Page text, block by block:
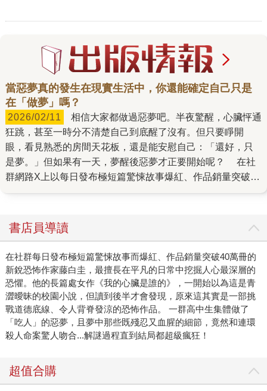
當惡夢真的發生在現實生活中，你還能確定自己只是
在「做夢」嗎？
2026/02/11
狂跳，甚至一時分不清楚自己到底醒了沒有。但只要睜開
眼，看見熟悉的房間天花板，還是能安慰自己：「還好，只
是夢。」但如果有一天，夢醒後惡夢才正要開始呢？ 在社
群網路X上以每日發布極短篇驚悚故事爆紅、作品銷量突破40
開場就埋下伏筆，一開始你可能會以為這是一部充滿青澀曖
昧的校園小說，但讀到後半才會發現，原來這其實是一部挑
戰道德底線、令人背脊發涼的恐怖作品。 故事的主角彩
音，是一名只希望能度過普通校園生活的高二轉學生。在青
梅竹馬奏的陪伴下，她好不容易重新融入校園，也在網路上
找到了歸屬感，認識了一群背景不同、素未謀面的網友。他
們總會在平日閒話家常，一起為彼此打氣、互相取暖。然
而，這份平靜卻被一場惡夢打破。 有人夢見自己正在「吃
人」。 當群組裡的成員不約而同做了同樣的惡夢，而且夢
命案驚人吻合時，原本溫馨的群組逐漸變質成相互猜忌的修
羅場。凶手是不是就在這群人之中？還是有某種詛咒或是超
書店員導讀
在社群每日發布極短篇驚悚故事而爆紅、作品銷量突破40萬冊的
新銳恐怖作家藤白圭，最擅長在平凡的日常中挖掘人心最深層的
恐懼。他的長篇處女作《我的心臟是誰的》，一開始以為這是青
澀曖昧的校園小說，但讀到後半才會發現，原來這其實是一部挑
戰道德底線、令人背脊發涼的恐怖作品。 一群高中生集體做了
「吃人」的惡夢，且夢中那些既殘忍又血腥的細節，竟然和連環
殺人命案驚人吻合...解謎過程直到結局都超級瘋狂！
超值合購